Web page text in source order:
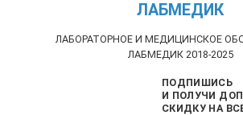
ЛАБМЕДИК
ЛАБОРАТОРНОЕ И МЕДИЦИНСКОЕ
ЛАБМЕДИК 2018-2025
ПОДПИШИСЬ
И ПОЛУЧИ
СКИДКУ НА